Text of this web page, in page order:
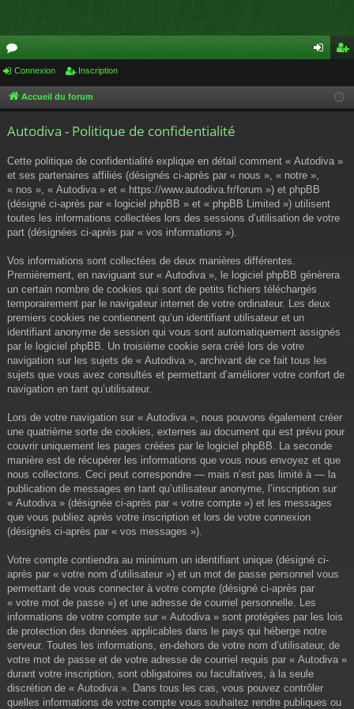
or
u cri
Connexion Inscription
Accueil du forum
Autodiva - Politique de confidentialité
Cette politique de confidentialité explique en détail comment « Autodiva »
et ses partenaires affiliés (désignés ci-après par « nous », « notre »,
« nos », « Autodiva » et « https://www.autodiva.fr/forum ») et phpBB
(désigné ci-après par « logiciel phpBB » et « phpBB Limited ») utilisent
toutes les informations collectées lors des sessions d’utilisation de votre
part (désignées ci-après par « vos informations »).
Vos informations sont collectées de deux manières différentes.
Premièrement, en naviguant sur « Autodiva », le logiciel phpBB génèrera
un certain nombre de cookies qui sont de petits fichiers téléchargés
temporairement par le navigateur internet de votre ordinateur. Les deux
premiers cookies ne contiennent qu’un identifiant utilisateur et un
identifiant anonyme de session qui vous sont automatiquement assignés
par le logiciel phpBB. Un troisième cookie sera créé lors de votre
navigation sur les sujets de « Autodiva », archivant de ce fait tous les
sujets que vous avez consultés et permettant d’améliorer votre confort de
navigation en tant qu’utilisateur.
Lors de votre navigation sur « Autodiva », nous pouvons également créer
une quatrième sorte de cookies, externes au document qui est prévu pour
couvrir uniquement les pages créées par le logiciel phpBB. La seconde
manière est de récupérer les informations que vous nous envoyez et que
nous collectons. Ceci peut correspondre — mais n’est pas limité à — la
publication de messages en tant qu’utilisateur anonyme, l’inscription sur
« Autodiva » (désignée ci-après par « votre compte ») et les messages
que vous publiez après votre inscription et lors de votre connexion
(désignés ci-après par « vos messages »).
Votre compte contiendra au minimum un identifiant unique (désigné ci-
après par « votre nom d’utilisateur ») et un mot de passe personnel vous
permettant de vous connecter à votre compte (désigné ci-après par
« votre mot de passe ») et une adresse de courriel personnelle. Les
informations de votre compte sur « Autodiva » sont protégées par les lois
de protection des données applicables dans le pays qui héberge notre
serveur. Toutes les informations, en-dehors de votre nom d’utilisateur, de
votre mot de passe et de votre adresse de courriel requis par « Autodiva »
durant votre inscription, sont obligatoires ou facultatives, à la seule
discrétion de « Autodiva ». Dans tous les cas, vous pouvez contrôler
quelles informations de votre compte vous souhaitez rendre publiques ou